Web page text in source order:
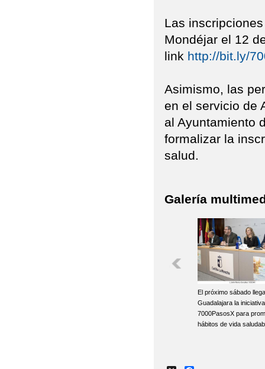
Las
Mondéjar el 12
link http://bit.ly/
Asimismo, las
en el servicio de
al Ayuntamiento
formalizar la
salud.
Galería
El próximo sábado
Guadalajara la iniciativa
7000PasosX para
hábitos de vida